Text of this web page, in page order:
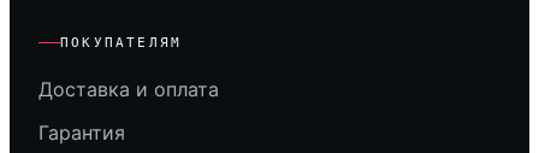
ПОКУПАТЕЛЯМ
Доставка и оплата
Гарантия